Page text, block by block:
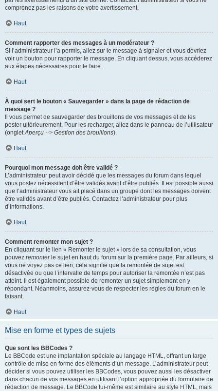
comprenez pas les raisons de votre avertissement.
Haut
Comment rapporter des messages à un modérateur ?
Si l’administrateur l’a permis, allez sur le message à signaler et vous devriez
voir un bouton pour rapporter le message. En cliquant dessus, vous accéderez
aux étapes nécessaires pour le faire.
Haut
À quoi sert le bouton « Sauvegarder » dans la page de rédaction de
message ?
Il vous permet de sauvegarder des brouillons de vos messages et de les
poster ultérieurement. Pour les recharger, allez dans le panneau de l’utilisateur
(ongletAperçu --> Gestion des brouillons).
Haut
Pourquoi mon message doit être validé ?
L’administrateur peut avoir décidé que les messages du forum dans lequel
vous postez nécessitent d’être validés avant d’être publiés. Il est possible aussi
que l’administrateur vous ait placé dans un groupe dont les messages doivent
être validés avant d’être publiés. Contactez l’administrateur pour plus
d’informations.
Haut
Comment remonter mon sujet ?
En cliquant sur le lien « Remonter le sujet » lors de sa consultation, vous
pouvez remonterle sujet en haut du forum sur la première page. Par ailleurs, si
vous ne voyez pas ce lien, cela signifie que la remontée de sujet est
désactivée ou que l’intervalle de temps pour autoriser la remontée n’est pas
atteint. Il est également possible de remonter un sujet simplement en y
répondant. Néanmoins, assurez-vous de respecter les règles du forum en le
faisant.
Haut
Mise en forme et types de sujets
Que sont les BBCodes ?
Le BBCode est une implantation spéciale au langage HTML, offrant un large
contrôle de mise en forme des éléments d’un message. L’administrateur peut
décider si vous pouvez utiliser les BBCodes, vous pouvez aussi les désactiver
dans chacun de vos messages en utilisant l’option appropriée du formulaire de
rédaction de message. Le BBCode lui-même est similaire au style HTML, mais